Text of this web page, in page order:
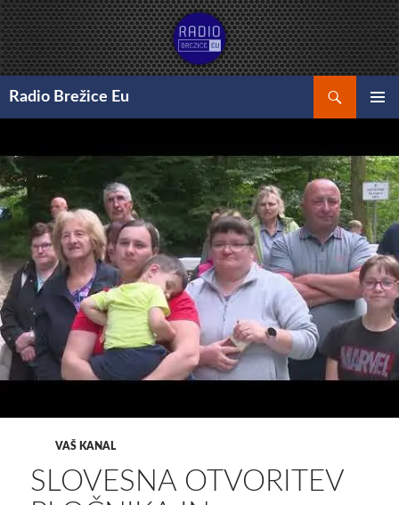
Preskoči
na
vsebino
Radio Brežice Eu
VAŠ KANAL
SLOVESNA OTVORITEV